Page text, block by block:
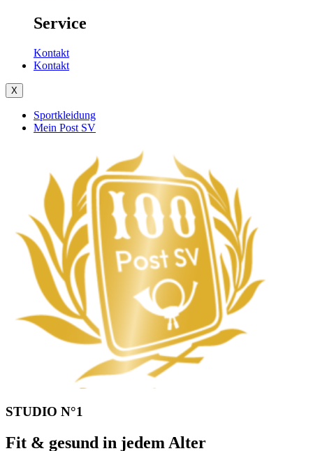
Service
Kontakt
Kontakt
X
Sportkleidung
Mein Post SV
STUDIO N°1
Fit & gesund in jedem Alter